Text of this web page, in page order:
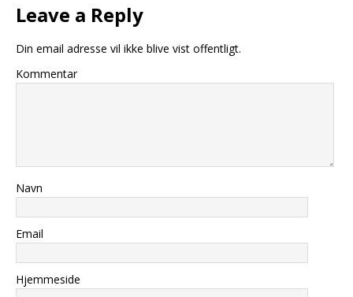
Leave a Reply
Din email adresse vil ikke blive vist offentligt.
Kommentar
Navn
Email
Hjemmeside